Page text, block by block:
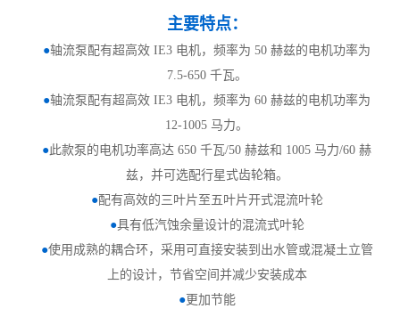
主要特点：
●轴流泵配有超高效 IE3 电机，频率为 50 赫兹的电机功率为
7.5-650 千瓦。
●轴流泵配有超高效 IE3 电机，频率为 60 赫兹的电机功率为
12-1005 马力。
●此款泵的电机功率高达 650 千瓦/50 赫兹和 1005 马力/60 赫
兹，并可选配行星式齿轮箱。
●配有高效的三叶片至五叶片开式混流叶轮
●具有低汽蚀余量设计的混流式叶轮
●使用成熟的耦合环，采用可直接安装到出水管或混凝土立管
上的设计，节省空间并减少安装成本
●更加节能